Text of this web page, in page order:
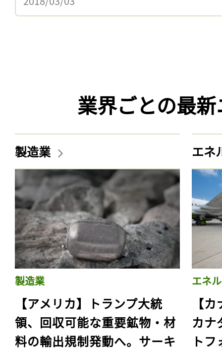
業界ごとの最
製造業
製造業
【アメリカ】トランプ大統
領、回収可能な重要鉱物・材
料の輸出規制発動へ。サーキ
エネ
エネ
【
カナ
ト